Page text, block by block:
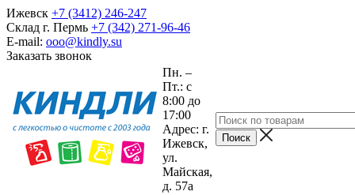
Ижевск +7 (3412) 246-247
Склад г. Пермь +7 (342) 271-96-46
E-mail: ooo@kindly.su
Заказать звонок
Пн. –
Пт.: с
8:00 до
17:00
Адрес: г.
Ижевск,
ул.
Майская,
д. 57а